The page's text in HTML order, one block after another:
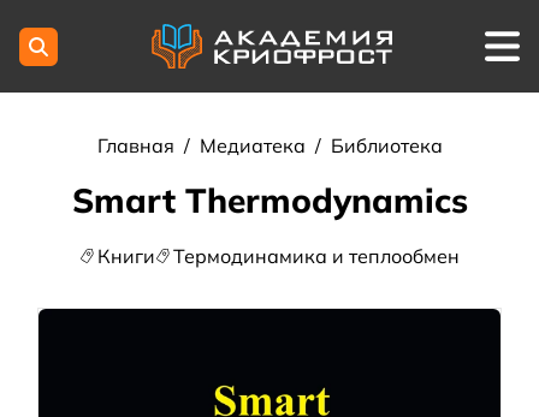
Главная / Медиатека / Библиотека
Smart Thermodynamics
Книги Термодинамика и теплообмен